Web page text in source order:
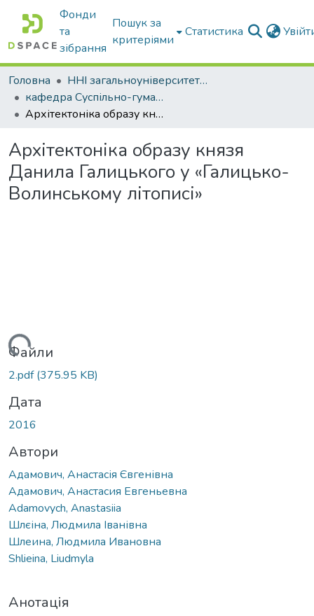
Фонди
та
зібрання
Пошук за
критеріями
Статистика
Головна
ННІ загальноуніверситетської підготовки
кафедра Суспільно-гуманітарні науки
Архітектоніка образу князя Данила Галицького у «Галицько-Волинському літописі»
Архітектоніка образу князя
Данила Галицького у «Галицько-
Волинському літописі»
Файли
2.pdf(375.95 KB)
Дата
2016
Автори
Адамович, Анастасія Євгенівна
Адамович, Анастасия Евгеньевна
Adamovych, Anastasiia
Шлєіна, Людмила Іванівна
Шлеина, Людмила Ивановна
Shlieina, Liudmyla
Анотація